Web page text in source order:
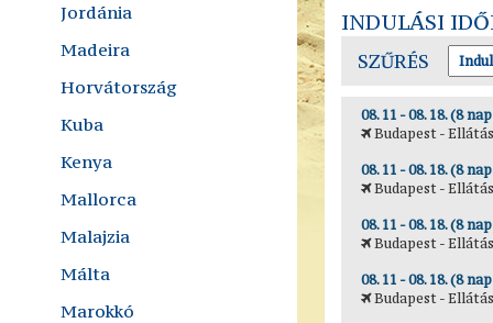
Jordánia
Madeira
Horvátország
Kuba
Kenya
Mallorca
Malajzia
Málta
Marokkó
INDULÁSI
SZŰRÉS
08. 11 - 08. 18. (8
Budapest -
08. 11 - 08. 18. (8
Budapest -
08. 11 - 08. 18. (8
Budapest -
08. 11 - 08. 18. (8
Budapest -